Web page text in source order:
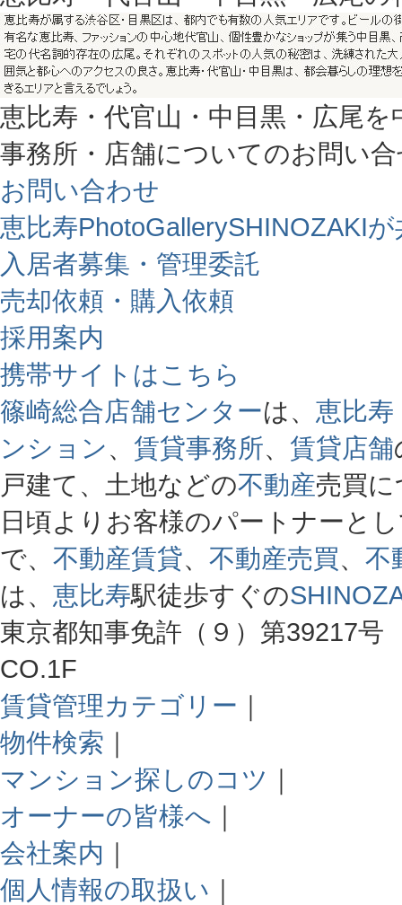
恵比寿・代官山・中目黒・広尾
事務所・店舗についてのお問い
お問い合わせ
恵比寿PhotoGallerySHINOZAKI
入居者募集・管理委託
売却依頼・購入依頼
採用案内
携帯サイトはこちら
篠崎総合店舗センターは、 恵比寿
ンション、 賃貸事務所、 賃貸店舗
戸建て、土地などの不動産売買
日頃よりお客様のパートナーと
で、 不動産賃貸、 不動産売買、 不
は、 恵比寿駅徒歩すぐの
東京都知事免許（９）第39217
CO.1F
賃貸管理カテゴリー ｜
物件検索 ｜
マンション探しのコツ ｜
オーナーの皆様へ ｜
会社案内 ｜
個人情報の取扱い ｜